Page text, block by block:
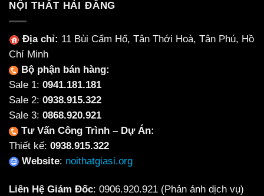
NỘI THẤT HẢI ĐĂNG
Địa chỉ: 11 Bùi Cẩm Hổ, Tân Thới Hoà, Tân Phú, Hồ
Chí Minh
Bộ phận bán hàng:
Sale 1: 0941.181.181
Sale 2: 0938.915.322
Sale 3: 0868.920.921
Tư Vấn Công Trình – Dự Án:
Thiết kế: 0938.915.322
Website: noithatgiasi.org
Liên Hệ Giám Đốc: 0906.920.921 (Phản ánh dịch vụ)